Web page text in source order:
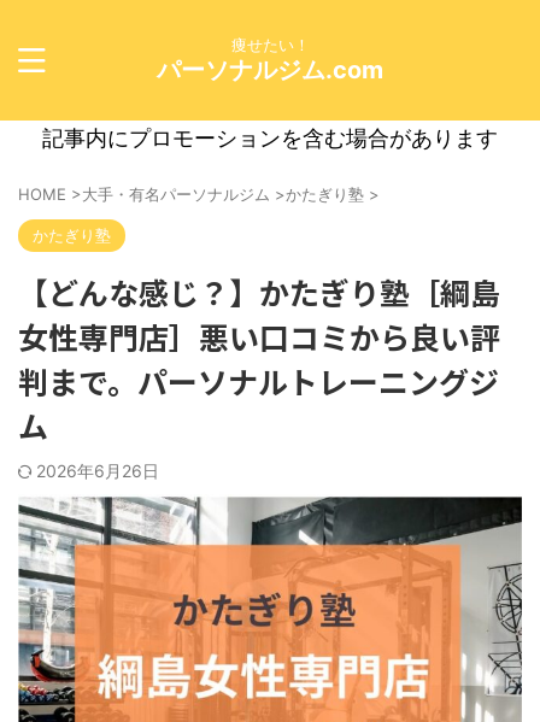
痩せたい！
パーソナルジム.com
記事内にプロモーションを含む場合があります
HOME >大手・有名パーソナルジム >かたぎり塾 >
かたぎり塾
【どんな感じ？】かたぎり塾［綱島
女性専門店］悪い口コミから良い評
判まで。パーソナルトレーニングジ
ム
2026年6月26日